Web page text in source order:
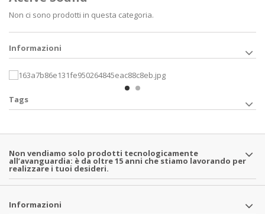
Non ci sono prodotti in questa categoria.
Informazioni
Tags
Non vendiamo solo prodotti tecnologicamente
all’avanguardia: è da oltre 15 anni che stiamo lavorando per
realizzare i tuoi desideri.
Informazioni